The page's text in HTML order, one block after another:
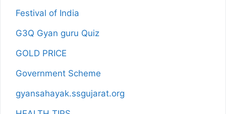
Festival of India
G3Q Gyan guru Quiz
GOLD PRICE
Government Scheme
gyansahayak.ssgujarat.org